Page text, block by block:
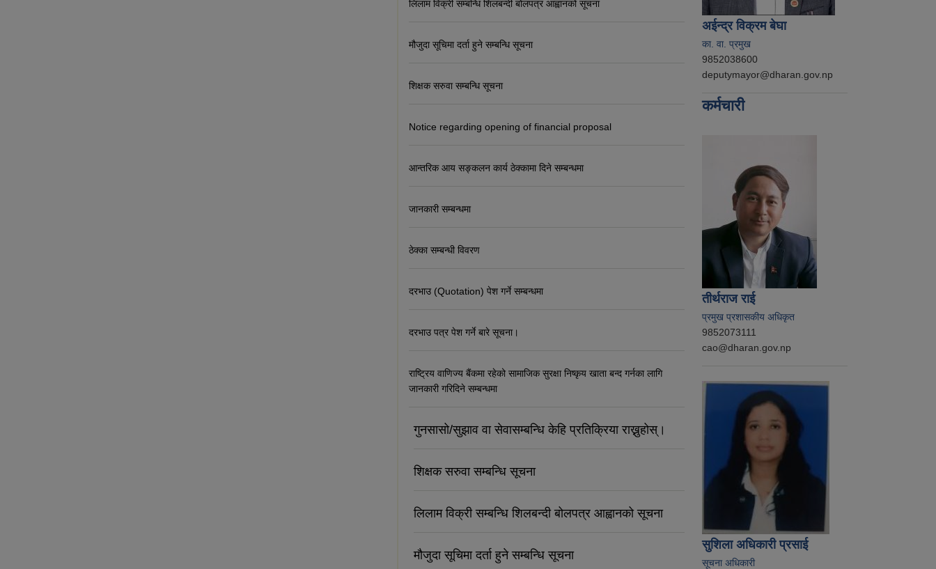
लिलाम विक्री सम्बन्धि शिलबन्दी बोलपत्र आह्वानको सूचना
मौजुदा सूचिमा दर्ता हुने सम्बन्धि सूचना
शिक्षक सरुवा सम्बन्धि सूचना
Notice regarding opening of financial proposal
आन्तरिक आय सङ्कलन कार्य ठेक्कामा दिने सम्बन्धमा
जानकारी सम्बन्धमा
ठेक्का सम्बन्धी विवरण
दरभाउ (Quotation) पेश गर्ने सम्बन्धमा
दरभाउ पत्र पेश गर्ने बारे सूचना।
राष्ट्रिय वाणिज्य बैंकमा रहेको सामाजिक सुरक्षा निष्कृय खाता बन्द गर्नका लागि
जानकारी गरिदिने सम्बन्धमा
गुनसासो/सुझाव वा सेवासम्बन्धि केहि प्रतिक्रिया राख्नुहोस्।
शिक्षक सरुवा सम्बन्धि सूचना
लिलाम विक्री सम्बन्धि शिलबन्दी बोलपत्र आह्वानको सूचना
मौजुदा सूचिमा दर्ता हुने सम्बन्धि सूचना
अईन्द्र विक्रम बेघा
का. वा. प्रमुख
9852038600
deputymayor@dharan.gov.np
कर्मचारी
तीर्थराज राई
प्रमुख प्रशासकीय अधिकृत
9852073111
cao@dharan.gov.np
सुशिला अधिकारी प्रसाई
सूचना अधिकारी